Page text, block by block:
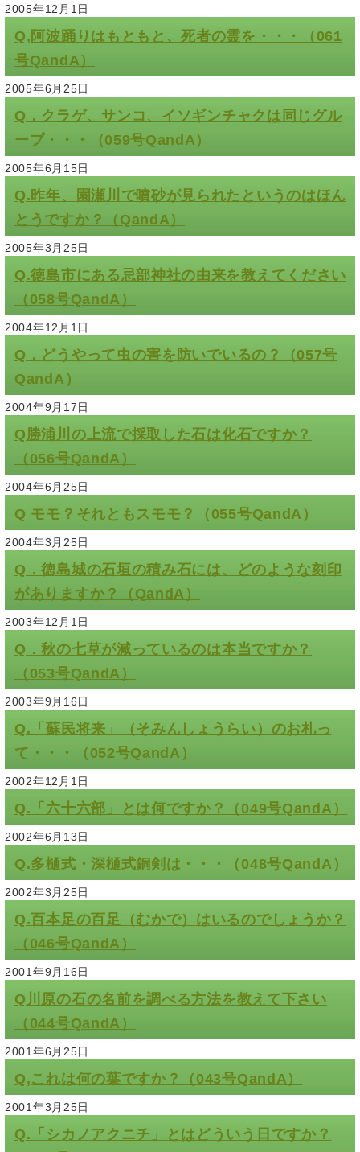
2005年12月1日
Q,阿波踊りはもともと、死者の霊を・・・（061
号QandA）
2005年6月25日
Q．クラゲ、サンコ、イソギンチャクは同じグル
ープ・・・（059号QandA）
2005年6月15日
Q.昨年、園瀬川で噴砂が見られたというのはほん
とうですか？（QandA）
2005年3月25日
Q.徳島市にある忌部神社の由来を教えてください
（058号QandA）
2004年12月1日
Q．どうやって虫の害を防いでいるの？（057号
QandA）
2004年9月17日
Q勝浦川の上流で採取した石は化石ですか？
（056号QandA）
2004年6月25日
Q モモ？それともスモモ？（055号QandA）
2004年3月25日
Q．徳島城の石垣の積み石には、どのような刻印
がありますか？（QandA）
2003年12月1日
Q．秋の七草が減っているのは本当ですか？
（053号QandA）
2003年9月16日
Q.「蘇民将来」（そみんしょうらい）のお札っ
て・・・（052号QandA）
2002年12月1日
Q.「六十六部」とは何ですか？（049号QandA）
2002年6月13日
Q.多樋式・深樋式銅剣は・・・（048号QandA）
2002年3月25日
Q.百本足の百足（むかで）はいるのでしょうか？
（046号QandA）
2001年9月16日
Q川原の石の名前を調べる方法を教えて下さい
（044号QandA）
2001年6月25日
Q,これは何の葉ですか？（043号QandA）
2001年3月25日
Q.「シカノアクニチ」とはどういう日ですか？